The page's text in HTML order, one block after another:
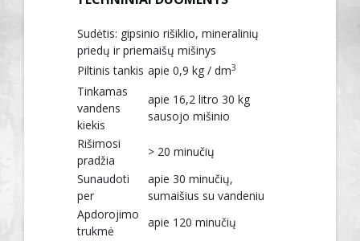
Sudėtis: gipsinio rišiklio, mineralinių
priedų ir priemaišų mišinys
Piltinis tankis apie 0,9 kg / dm3
Tinkamas
vandens
kiekis
apie 16,2 litro 30 kg
sausojo mišinio
Rišimosi
pradžia
> 20 minučių
Sunaudoti
per
apie 30 minučių,
sumaišius su vandeniu
Apdorojimo
trukmė
apie 120 minučių